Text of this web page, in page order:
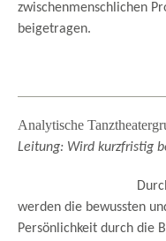
zwischenmenschlichen
beigetragen.
Analytische
Leitung: Wird kurzfristig
werden die bewussten
Persönlichkeit durch die